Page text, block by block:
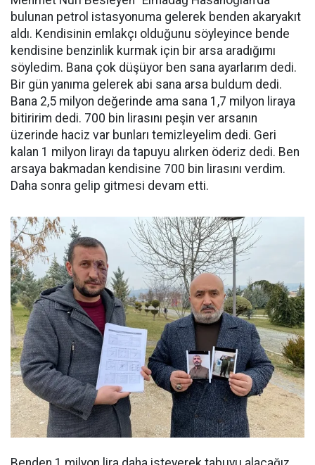
bulunan petrol istasyonuma gelerek benden akaryakıt
aldı. Kendisinin emlakçı olduğunu söyleyince bende
kendisine benzinlik kurmak için bir arsa aradığımı
söyledim. Bana çok düşüyor ben sana ayarlarım dedi.
Bir gün yanıma gelerek abi sana arsa buldum dedi.
Bana 2,5 milyon değerinde ama sana 1,7 milyon liraya
bitiririm dedi. 700 bin lirasını peşin ver arsanın
üzerinde haciz var bunları temizleyelim dedi. Geri
kalan 1 milyon lirayı da tapuyu alırken öderiz dedi. Ben
arsaya bakmadan kendisine 700 bin lirasını verdim.
Daha sonra gelip gitmesi devam etti.